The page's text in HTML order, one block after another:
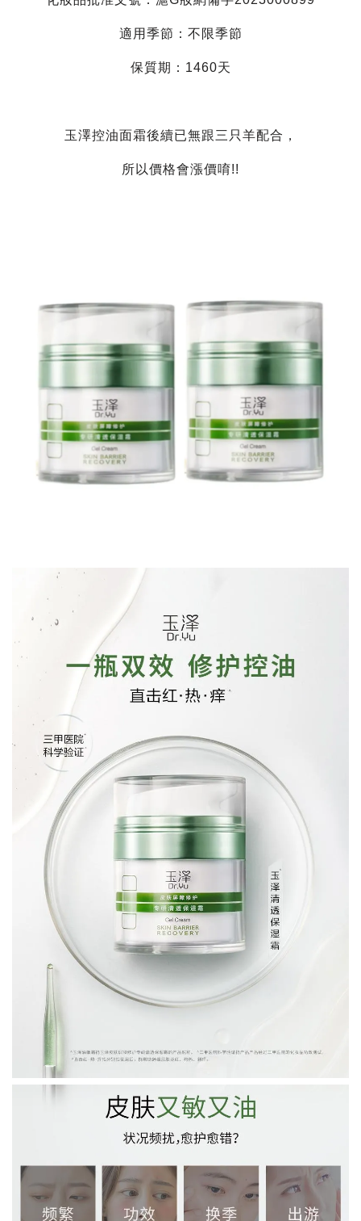
適用季節：不限季節
保質期：1460天
玉澤控油面霜後續已無跟三只羊配合，
所以價格會漲價唷!!